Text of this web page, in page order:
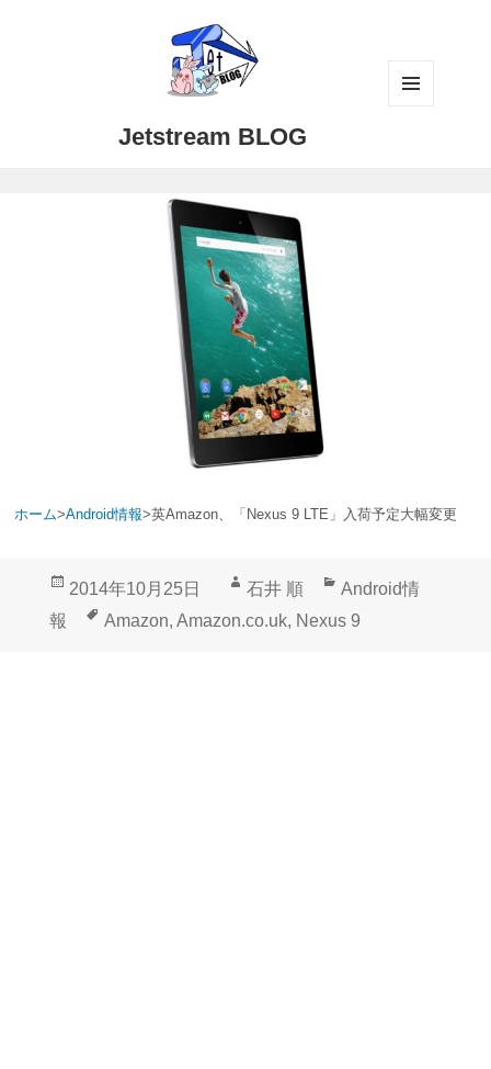
Jetstream BLOG
ホーム>Android情報>英Amazon、「Nexus 9 LTE」入荷予定大幅変更
投
2014年10月25日
作
成
石井 順
カ
テ
Android情
報
タ
Amazon, Amazon.co.uk, Nexus 9